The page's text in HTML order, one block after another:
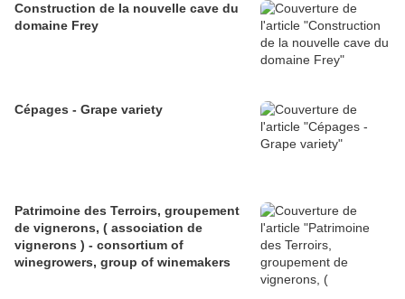
Construction de la nouvelle cave du
domaine Frey
Cépages - Grape variety
Patrimoine des Terroirs, groupement
de vignerons, ( association de
vignerons ) - consortium of
winegrowers, group of winemakers